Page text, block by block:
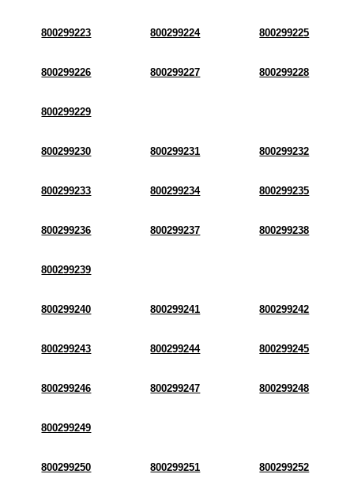
800299223 800299224 800299225
800299226 800299227 800299228
800299229
800299230 800299231 800299232
800299233 800299234 800299235
800299236 800299237 800299238
800299239
800299240 800299241 800299242
800299243 800299244 800299245
800299246 800299247 800299248
800299249
800299250 800299251 800299252